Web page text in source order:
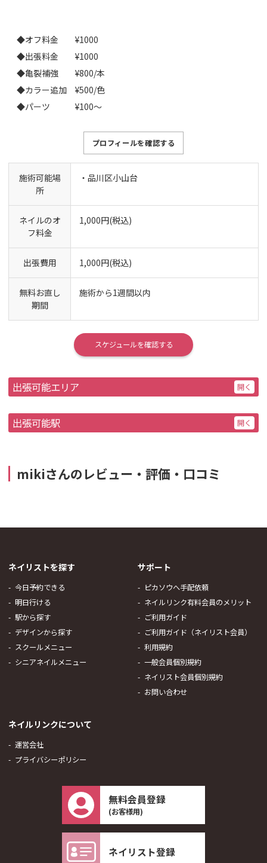
◆オフ料金 ¥1000
◆出張料金 ¥1000
◆亀裂補強 ¥800/本
◆カラー追加 ¥500/色
◆パーツ ¥100〜
プロフィールを確認する
施術可能場
所
・品川区小山台
ネイルのオ
フ料金
1,000円(税込)
出張費用 1,000円(税込)
無料お直し
期間
施術から1週間以内
スケジュールを確認する
出張可能エリア
出張可能駅
mikiさんのレビュー・評価・口コミ
ネイリストを探す
今日予約できる
明日行ける
駅から探す
デザインから探す
スクールメニュー
シニアネイルメニュー
サポート
ピカソウへ手配依頼
ネイルリンク有料会員のメリット
ご利用ガイド
ご利用ガイド（ネイリスト会員）
利用規約
一般会員個別規約
ネイリスト会員個別規約
お問い合わせ
ネイルリンクについて
運営会社
プライバシーポリシー
無料会員登録
(お客様用)
ネイリスト登録